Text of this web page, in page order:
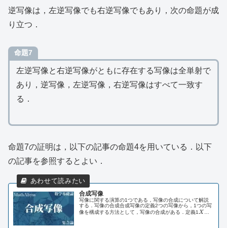
逆写像は，左逆写像でも右逆写像でもあり，次の命題が成
り立つ．
命題7
左逆写像と右逆写像がともに存在する写像は全単射で
あり，逆写像，左逆写像，右逆写像はすべて一致す
る．
命題7の証明は，以下の記事の命題4を用いている．以下
の記事を参照するとよい．
合成写像
写像に関する演算の1つである，写像の合成について解説
する．写像の合成合成写像の定義2つの写像から，1つの写
像を構成する方法として，写像の合成がある．定義1 X
X